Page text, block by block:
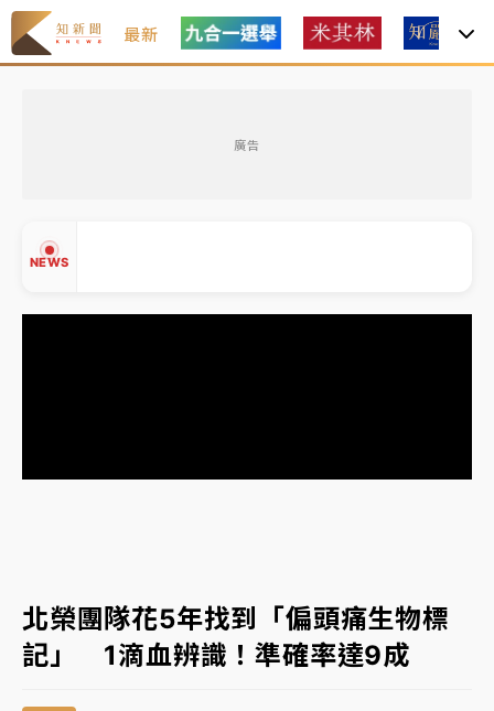
最新
廣告
NEWS
《知新聞》揭「運科計畫」人體實驗黑幕 運動部不追
究！遭監委質疑
雨不穩定」
究！遭監委質疑
北榮團隊花5年找到「偏頭痛生物標
記」 1滴血辨識！準確率達9成